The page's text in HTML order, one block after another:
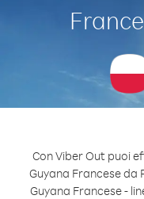
Con Viber Out puoi
Guyana Francese da
Guyana Francese -